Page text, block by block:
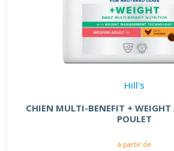
Hill's
CHIEN MULTI-BENEFIT +
POULET
à partir de